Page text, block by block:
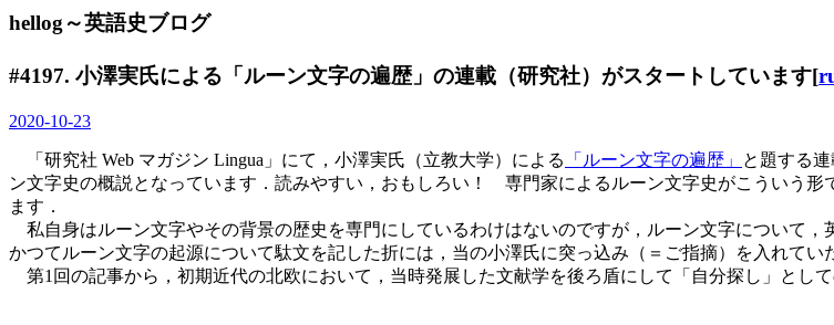
hellog～英語史ブログ
#4197. 小澤実氏による「ルーン文字の遍歴」の連載（研究社）がスタートしています[
2020-10-23
「研究社 Web マガジン Lingua」にて，小澤実氏（立教大学）による 「ルーン文字の遍歴」 と題する
ン文字史の概説となっています．読みやすい，おもしろい！ 専門家によるルーン文字史がこういう
ます．
私自身はルーン文字やその背景の歴史を専門にしているわけはないのですが，ルーン文字について，
かつてルーン文字の起源について駄文を記した折には，当の小澤氏に突っ込み（＝ご指摘）を入れてい
第1回の記事から，初期近代の北欧において，当時発展した文献学を後ろ盾にして「自分探し」とし